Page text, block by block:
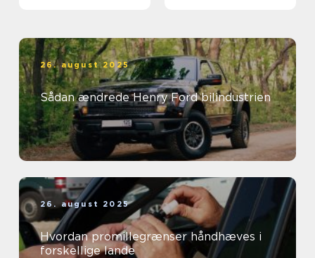
26. august 2025
Sådan ændrede Henry Ford bilindustrien
26. august 2025
Hvordan promillegrænser håndhæves i
forskellige lande